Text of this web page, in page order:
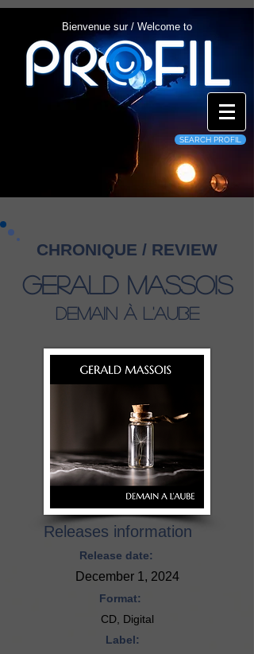
Bienvenue sur / Welcome to
SEARCH PROFIL
CHRONIQUE / REVIEW
Gerald Massois
Demain À l'Aube
Releases information
Release date:
December 1, 2024
Format:
CD, Digital
Label: